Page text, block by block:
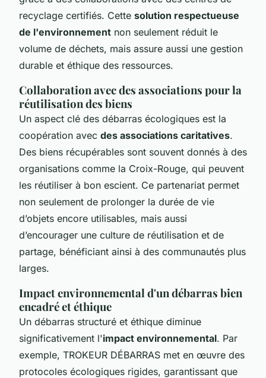
recyclage certifiés. Cette solution respectueuse
de l'environnement non seulement réduit le
volume de déchets, mais assure aussi une gestion
durable et éthique des ressources.
Collaboration avec des associations pour la
réutilisation des biens
Un aspect clé des débarras écologiques est la
coopération avec des associations caritatives.
Des biens récupérables sont souvent donnés à des
organisations comme la Croix-Rouge, qui peuvent
les réutiliser à bon escient. Ce partenariat permet
non seulement de prolonger la durée de vie
d’objets encore utilisables, mais aussi
d’encourager une culture de réutilisation et de
partage, bénéficiant ainsi à des communautés plus
larges.
Impact environnemental d'un débarras bien
encadré et éthique
Un débarras structuré et éthique diminue
significativement l'impact environnemental. Par
exemple, TROKEUR DÉBARRAS met en œuvre des
protocoles écologiques rigides, garantissant que